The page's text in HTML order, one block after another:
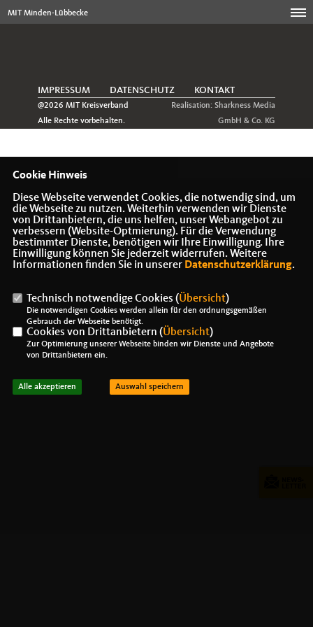
MIT Minden-Lübbecke
IMPRESSUM DATENSCHUTZ KONTAKT
@2026 MIT Kreisverband
Alle Rechte vorbehalten.
Realisation: Sharkness Media
GmbH & Co. KG
Cookie Hinweis
Diese Webseite verwendet Cookies, die notwendig sind, um
die Webseite zu nutzen. Weiterhin verwenden wir Dienste
von Drittanbietern, die uns helfen, unser Webangebot zu
verbessern (Website-Optmierung). Für die Verwendung
bestimmter Dienste, benötigen wir Ihre Einwilligung. Ihre
Einwilligung können Sie jederzeit widerrufen. Weitere
Informationen finden Sie in unserer Datenschutzerklärung.
Technisch notwendige Cookies (Übersicht)
Die notwendigen Cookies werden allein für den ordnungsgemäßen
Gebrauch der Webseite benötigt.
Cookies von Drittanbietern (Übersicht)
Zur Optimierung unserer Webseite binden wir Dienste und Angebote
von Drittanbietern ein.
Alle akzeptieren Auswahl speichern